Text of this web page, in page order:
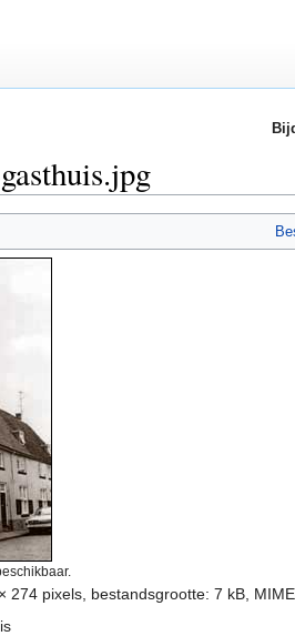
274 pixels, bestandsgrootte: 7 kB,